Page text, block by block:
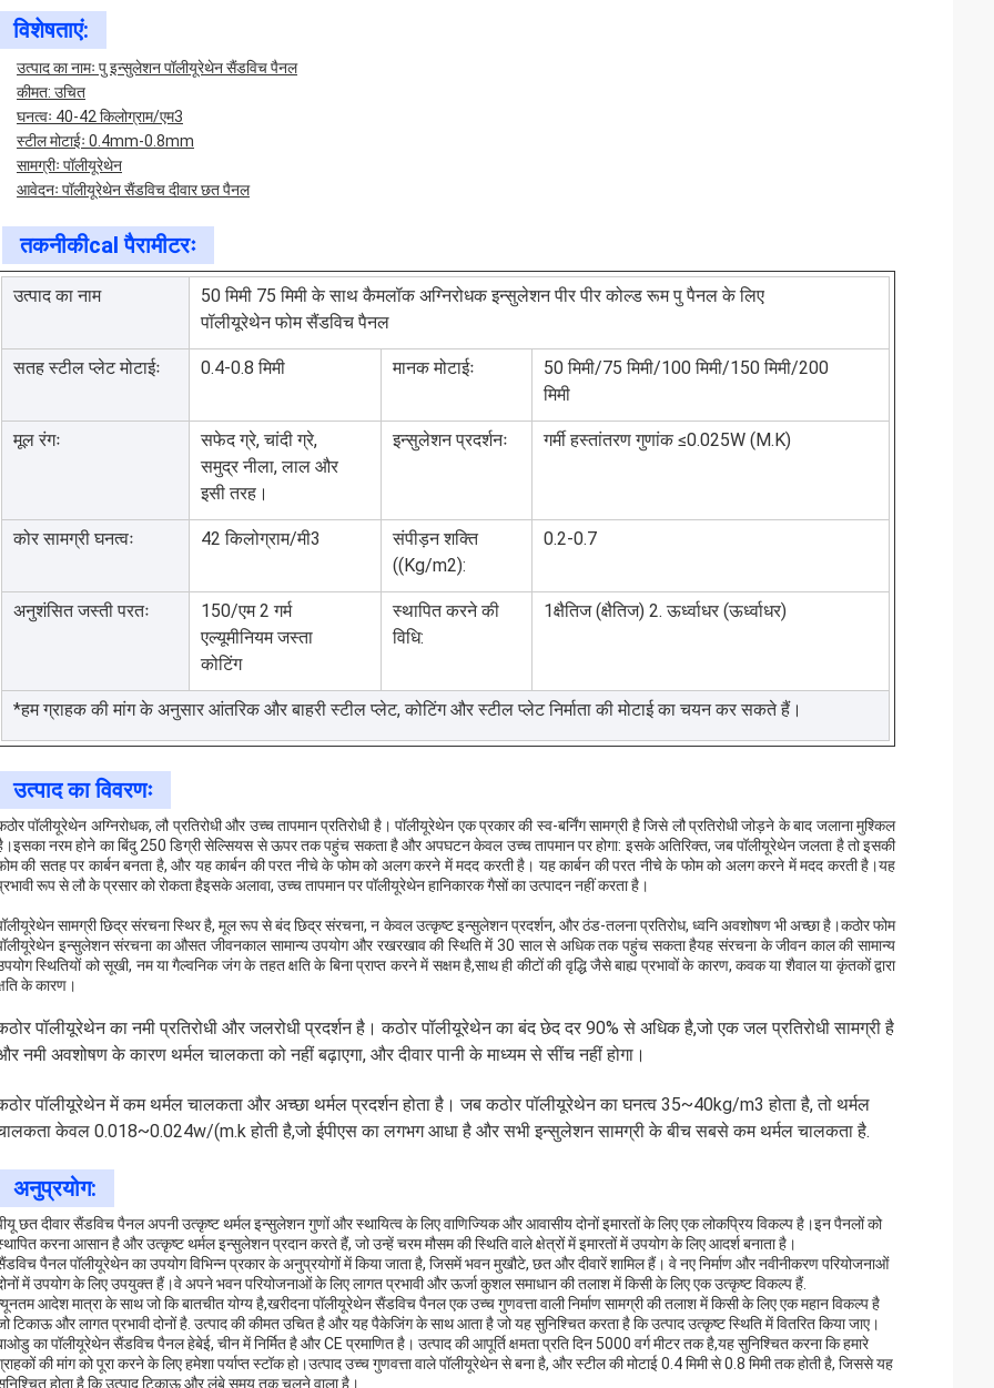
विशेषताएं:
उत्पाद का नामः पु इन्सुलेशन पॉलीयूरेथेन सैंडविच पैनल
कीमत: उचित
घनत्वः 40-42 किलोग्राम/एम3
स्टील मोटाईः 0.4mm-0.8mm
सामग्रीः पॉलीयूरेथेन
आवेदनः पॉलीयूरेथेन सैंडविच दीवार छत पैनल
तकनीकीcal पैरामीटरः
उत्पाद का नाम
50 मिमी 75 मिमी के साथ कैमलॉक अग्निरोधक इन्सुलेशन पीर पीर कोल्ड रूम पु पैनल के लिए
पॉलीयूरेथेन फोम सैंडविच पैनल
सतह स्टील प्लेट मोटाईः 0.4-0.8 मिमी मानक मोटाईः
50 मिमी/75 मिमी/100 मिमी/150 मिमी/200
मिमी
मूल रंगः
सफेद ग्रे, चांदी ग्रे,
समुद्र नीला, लाल और
इसी तरह।
इन्सुलेशन प्रदर्शनः गर्मी हस्तांतरण गुणांक ≤0.025W (M.K)
कोर सामग्री घनत्वः 42 किलोग्राम/मी3
संपीड़न शक्ति
((Kg/m2):
0.2-0.7
अनुशंसित जस्ती परतः
150/एम 2 गर्म
एल्यूमीनियम जस्ता
कोटिंग
स्थापित करने की
विधि:
1क्षैतिज (क्षैतिज) 2. ऊर्ध्वाधर (ऊर्ध्वाधर)
*हम ग्राहक की मांग के अनुसार आंतरिक और बाहरी स्टील प्लेट, कोटिंग और स्टील प्लेट निर्माता की मोटाई का चयन कर सकते हैं।
उत्पाद का विवरणः
पॉलीयूरेथेन अग्निरोधक, लौ प्रतिरोधी और उच्च तापमान प्रतिरोधी है। पॉलीयूरेथेन एक प्रकार की स्व-बर्निंग सामग्री है जिसे लौ प्रतिरोधी जोड़ने के बाद जलाना मुश्किल
नरम होने का बिंदु 250 डिग्री सेल्सियस से ऊपर तक पहुंच सकता है और अपघटन केवल उच्च तापमान पर होगा: इसके अतिरिक्त, जब पॉलीयूरेथेन जलता है तो इसकी
की सतह पर कार्बन बनता है, और यह कार्बन की परत नीचे के फोम को अलग करने में मदद करती है। यह कार्बन की परत नीचे के फोम को अलग करने में मदद करती है।यह
रूप से लौ के प्रसार को रोकता हैइसके अलावा, उच्च तापमान पर पॉलीयूरेथेन हानिकारक गैसों का उत्पादन नहीं करता है।
सामग्री छिद्र संरचना स्थिर है, मूल रूप से बंद छिद्र संरचना, न केवल उत्कृष्ट इन्सुलेशन प्रदर्शन, और ठंड-तलना प्रतिरोध, ध्वनि अवशोषण भी अच्छा है।कठोर फोम
इन्सुलेशन संरचना का औसत जीवनकाल सामान्य उपयोग और रखरखाव की स्थिति में 30 साल से अधिक तक पहुंच सकता हैयह संरचना के जीवन काल की सामान्य
स्थितियों को सूखी, नम या गैल्वनिक जंग के तहत क्षति के बिना प्राप्त करने में सक्षम है,साथ ही कीटों की वृद्धि जैसे बाह्य प्रभावों के कारण, कवक या शैवाल या कृंतकों द्वारा
के कारण।
पॉलीयूरेथेन का नमी प्रतिरोधी और जलरोधी प्रदर्शन है। कठोर पॉलीयूरेथेन का बंद छेद दर 90% से अधिक है,जो एक जल प्रतिरोधी सामग्री है
नमी अवशोषण के कारण थर्मल चालकता को नहीं बढ़ाएगा, और दीवार पानी के माध्यम से सींच नहीं होगा।
पॉलीयूरेथेन में कम थर्मल चालकता और अच्छा थर्मल प्रदर्शन होता है। जब कठोर पॉलीयूरेथेन का घनत्व 35~40kg/m3 होता है, तो थर्मल
केवल 0.018~0.024w/(m.k होती है,जो ईपीएस का लगभग आधा है और सभी इन्सुलेशन सामग्री के बीच सबसे कम थर्मल चालकता है.
अनुप्रयोग:
छत दीवार सैंडविच पैनल अपनी उत्कृष्ट थर्मल इन्सुलेशन गुणों और स्थायित्व के लिए वाणिज्यिक और आवासीय दोनों इमारतों के लिए एक लोकप्रिय विकल्प है।इन पैनलों को
करना आसान है और उत्कृष्ट थर्मल इन्सुलेशन प्रदान करते हैं, जो उन्हें चरम मौसम की स्थिति वाले क्षेत्रों में इमारतों में उपयोग के लिए आदर्श बनाता है।
पैनल पॉलीयूरेथेन का उपयोग विभिन्न प्रकार के अनुप्रयोगों में किया जाता है, जिसमें भवन मुखौटे, छत और दीवारें शामिल हैं। वे नए निर्माण और नवीनीकरण परियोजनाओं
में उपयोग के लिए उपयुक्त हैं।वे अपने भवन परियोजनाओं के लिए लागत प्रभावी और ऊर्जा कुशल समाधान की तलाश में किसी के लिए एक उत्कृष्ट विकल्प हैं.
आदेश मात्रा के साथ जो कि बातचीत योग्य है,खरीदना पॉलीयूरेथेन सैंडविच पैनल एक उच्च गुणवत्ता वाली निर्माण सामग्री की तलाश में किसी के लिए एक महान विकल्प है
टिकाऊ और लागत प्रभावी दोनों है. उत्पाद की कीमत उचित है और यह पैकेजिंग के साथ आता है जो यह सुनिश्चित करता है कि उत्पाद उत्कृष्ट स्थिति में वितरित किया जाए।
का पॉलीयूरेथेन सैंडविच पैनल हेबेई, चीन में निर्मित है और CE प्रमाणित है। उत्पाद की आपूर्ति क्षमता प्रति दिन 5000 वर्ग मीटर तक है,यह सुनिश्चित करना कि हमारे
की मांग को पूरा करने के लिए हमेशा पर्याप्त स्टॉक हो।उत्पाद उच्च गुणवत्ता वाले पॉलीयूरेथेन से बना है, और स्टील की मोटाई 0.4 मिमी से 0.8 मिमी तक होती है, जिससे यह
होता है कि उत्पाद टिकाऊ और लंबे समय तक चलने वाला है।